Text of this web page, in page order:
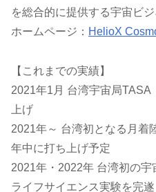
を総合的に提供する宇宙ビジ
ホームページ： HelioX
【これまでの実績】
2021年1月 台湾宇宙局
上げ
2021年～ 台湾初となる月着
年中に打ち上げ予定
2021年・2022年 台湾初の
ライフサイエンス実験を完遂